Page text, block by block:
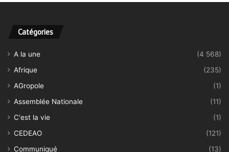
Catégories
A la une
(4 568)
Afrique
(235)
AGropole
(1)
Assemblée Nationale
(11)
C'est la vie
(1)
CEDEAO
(121)
Communiqué
(13)